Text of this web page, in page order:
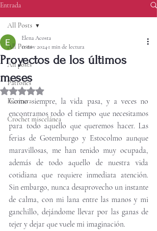
Entrada
All Posts
All posts
Patrones
Escritura
Crochet miscelánea
All Posts
Proyectos de los últimos
meses
Elena Acosta
11 nov 2024 1 min de lectura
Obtuvo NaN de 5 estrellas.
Como siempre, la vida pasa, y a veces no
encontramos todo el tiempo que necesitamos
para todo aquello que queremos hacer. Las
ferias de Gotemburgo y Estocolmo aunque
maravillosas, me han tenido muy ocupada,
además de todo aquello de nuestra vida
cotidiana que requiere inmediata atención.
Sin embargo, nunca desaprovecho un instante
de calma, con mi lana entre las manos y mi
ganchillo, dejándome llevar por las ganas de
tejer y dejar que vuele mi imaginación.